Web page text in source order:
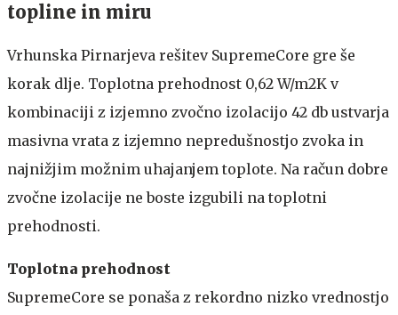
topline in miru
Vrhunska Pirnarjeva rešitev SupremeCore gre še
korak dlje. Toplotna prehodnost 0,62 W/m2K v
kombinaciji z izjemno zvočno izolacijo 42 db ustvarja
masivna vrata z izjemno nepredušnostjo zvoka in
najnižjim možnim uhajanjem toplote. Na račun dobre
zvočne izolacije ne boste izgubili na toplotni
prehodnosti.
Toplotna prehodnost
SupremeCore se ponaša z rekordno nizko vrednostjo